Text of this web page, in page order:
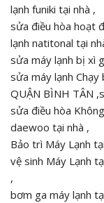
lạnh funiki tại nhà ,
sửa điều hòa hoạt
lạnh natitonal tại
sửa máy lạnh bị xì
sửa máy lạnh Chạy
QUẬN BÌNH TÂN
sửa điều hòa
daewoo tại nhà ,
Bảo trì Máy Lạnh
vệ sinh Máy Lạnh
,
bơm ga máy lạnh